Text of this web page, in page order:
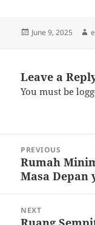
Posted
June 9, 2025
Leave a
You must be
navigation
PREVIOUS
Previous
post:
Rumah
Masa Depan
NEXT
Next